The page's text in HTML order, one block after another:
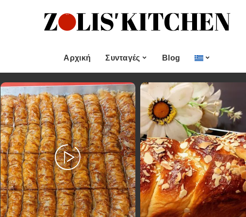
Αρχική Συνταγές
Κατηγορίες
Ορεκτικα & μεζεδες
Ψωμι
Κουλούρια και
Μπισκότα
Γλυκό και Επιδόρπιο
Ποτά και Χυμοί
Ψάρι και Θαλασσινά
Σάλτσες και Αλοιφές
Εποχιακές Συνταγές
Χριστουγεννιάτικες
Συνταγές
Πασχαλινές Συνταγές
Νηστίσιμες Συνταγές
Συνταγές για Αγίου
Βαλεντίνου
Blog
Γλυκό και Επιδόρπιο
Ποτά και Χυμοί
Ψάρι και Θαλασσινά
Σάλτσες και Αλοιφές
Κυρίως πιάτο
Κρέας
Ζυμαρικά
Πίτες και Ζύμες
Σαλάτες
Σνακ
Εποχιακές Συνταγές
Συνταγές για Αγίου
Βαλεντίνου